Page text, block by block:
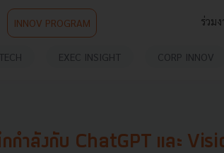
INNOV PROGRAM ร่วม
EXEC INSIGHT CORP INNOV
ำลังกับ ChatGPT และ